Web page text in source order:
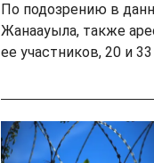
По подозрению в
Жанаауыла, также
ее участников, 20 и